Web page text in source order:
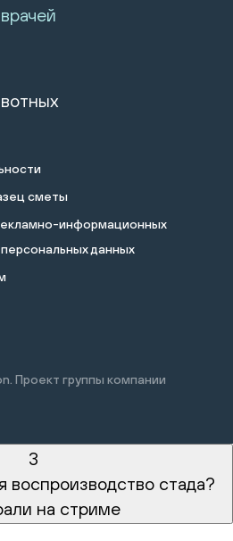
сметы
информационных
данных
Проект группы компании
3
воспроизводство стада?
на стриме